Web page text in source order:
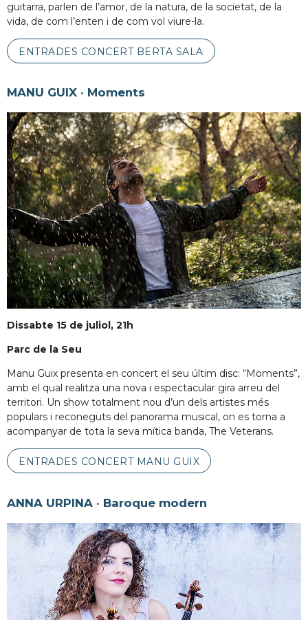
guitarra, parlen de l’amor, de la natura, de la societat, de la
vida, de com l’enten i de com vol viure-la.
ENTRADES CONCERT BERTA SALA
MANU GUIX · Moments
Dissabte 15 de juliol, 21h
Parc de la Seu
Manu Guix presenta en concert el seu últim disc: “Moments”,
amb el qual realitza una nova i espectacular gira arreu del
territori. Un show totalment nou d’un dels artistes més
populars i reconeguts del panorama musical, on es torna a
acompanyar de tota la seva mítica banda, The Veterans.
ENTRADES CONCERT MANU GUIX
ANNA URPINA · Baroque modern